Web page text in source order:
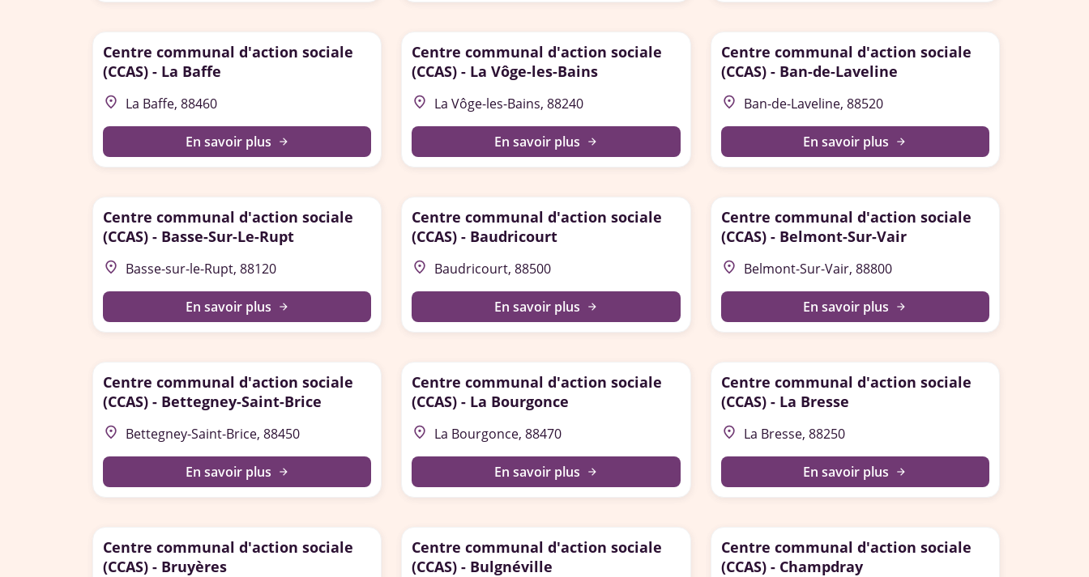
Centre communal d'action sociale
(CCAS) - La Baffe
place La Baffe, 88460
En savoir plus arrow_forward
Centre communal d'action sociale
(CCAS) - La Vôge-les-Bains
place La Vôge-les-Bains, 88240
En savoir plus arrow_forward
Centre communal d'action sociale
(CCAS) - Ban-de-Laveline
place Ban-de-Laveline, 88520
En savoir plus arrow_forward
Centre communal d'action sociale
(CCAS) - Basse-Sur-Le-Rupt
place Basse-sur-le-Rupt, 88120
En savoir plus arrow_forward
Centre communal d'action sociale
(CCAS) - Baudricourt
place Baudricourt, 88500
En savoir plus arrow_forward
Centre communal d'action sociale
(CCAS) - Belmont-Sur-Vair
place Belmont-Sur-Vair, 88800
En savoir plus arrow_forward
Centre communal d'action sociale
(CCAS) - Bettegney-Saint-Brice
place Bettegney-Saint-Brice, 88450
En savoir plus arrow_forward
Centre communal d'action sociale
(CCAS) - La Bourgonce
place La Bourgonce, 88470
En savoir plus arrow_forward
Centre communal d'action sociale
(CCAS) - La Bresse
place La Bresse, 88250
En savoir plus arrow_forward
Centre communal d'action sociale
(CCAS) - Bruyères
Centre communal d'action sociale
(CCAS) - Bulgnéville
Centre communal d'action sociale
(CCAS) - Champdray